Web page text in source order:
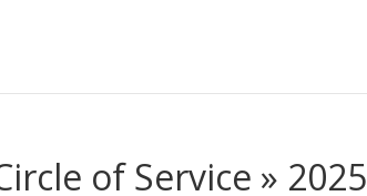
of Service » 2025